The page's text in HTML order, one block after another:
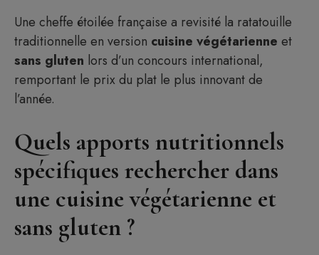
Une cheffe étoilée française a revisité la ratatouille
traditionnelle en version cuisine végétarienne et
sans gluten lors d’un concours international,
remportant le prix du plat le plus innovant de
l’année.
Quels apports nutritionnels
spécifiques rechercher dans
une cuisine végétarienne et
sans gluten ?